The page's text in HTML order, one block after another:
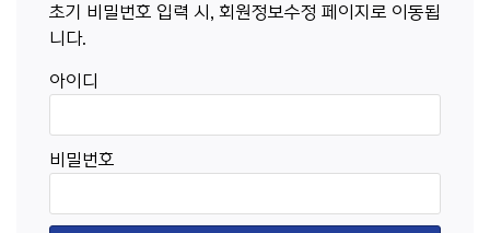
초기 비밀번호 입력 시, 회원정보수정 페이지로 이동됩
니다.
아이디
비밀번호